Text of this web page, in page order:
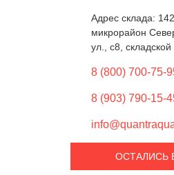
Адрес склада:
микрорайон
ул., с8,
8 (800) 700-75-
8 (903) 790-15-
ОСТАЛИСЬ